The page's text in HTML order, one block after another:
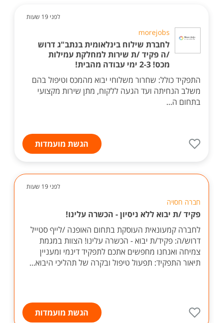
לפני 19 שעות
morejobs
לחברת שילוח בינלאומית בנתב"ג דרוש
/ה פקיד /ת שירות למחלקת עמילות
מכס! 2-3 ימי עבודה מהבית!
התפקיד כולל: שחרור משלוחי יבוא מהמכס וטיפול בהם
משלב הנחיתה ועד הגעה ללקוח, מתן שירות מקצועי
בתחום ה...
הגשת מועמדות
לפני 19 שעות
חברה חסויה
פקיד /ת יבוא ללא ניסיון - הכשרה עלינו!
לחברה קמעונאית העוסקת בתחום האופנה /לייף סטייל
דרוש/ה: פקיד/ת יבוא - הכשרה עלינו! הצוות במגמת
צמיחה ואנחנו מחפשים אתכם לתפקיד דינמי ומעניין
תיאור התפקיד: תפעול טיפול ובקרה של תהליכי היבוא...
הגשת מועמדות